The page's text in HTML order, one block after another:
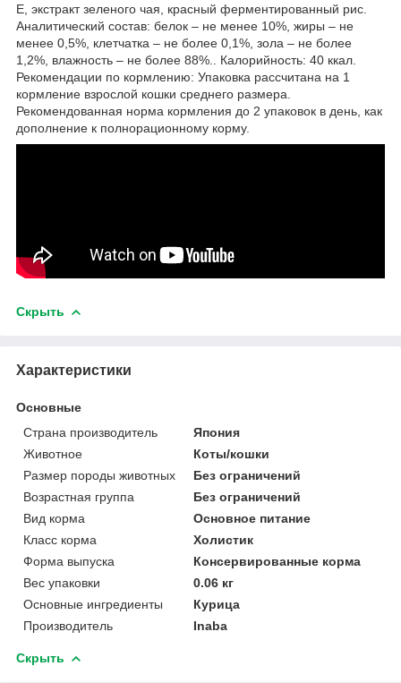
Е, экстракт зеленого чая, красный ферментированный рис.
Аналитический состав: белок – не менее 10%, жиры – не
менее 0,5%, клетчатка – не более 0,1%, зола – не более
1,2%, влажность – не более 88%.. Калорийность: 40 ккал.
Рекомендации по кормлению: Упаковка рассчитана на 1
кормление взрослой кошки среднего размера.
Рекомендованная норма кормления до 2 упаковок в день, как
дополнение к полнорационному корму.
Скрыть
Характеристики
Основные
Страна производитель
Япония
Животное
Коты/кошки
Размер породы животных
Без ограничений
Возрастная группа
Без ограничений
Вид корма
Основное питание
Класс корма
Холистик
Форма выпуска
Консервированные корма
Вес упаковки
0.06 кг
Основные ингредиенты
Курица
Производитель
Inaba
Скрыть